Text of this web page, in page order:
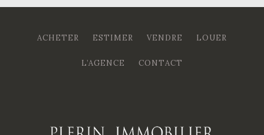
ACHETER ESTIMER VENDRE LOUER
L’AGENCE CONTACT